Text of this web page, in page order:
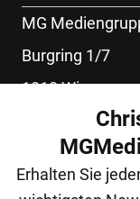
MG
Burgring 1/7
1010 Wien
+43 (1) 522 14
Kontakt
Erhalten Sie